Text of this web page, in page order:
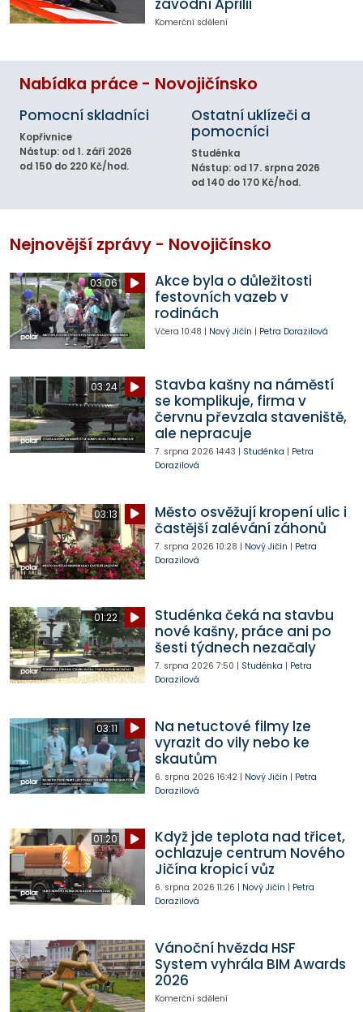
závodní Aprilii
Komerční sdělení
Nabídka práce - Novojičínsko
Pomocní skladníci
Kopřivnice
Nástup: od 1. září 2026
od 150 do 220 Kč/hod.
Ostatní uklízeči a
pomocníci
Studénka
Nástup: od 17. srpna 2026
od 140 do 170 Kč/hod.
Nejnovější zprávy - Novojičínsko
03:06
Akce byla o důležitosti
festovních vazeb v
rodinách
Včera 10:48 | Nový Jičín | Petra Dorazilová
03:24
Stavba kašny na náměstí
se komplikuje, firma v
červnu převzala staveniště,
ale nepracuje
7. srpna 2026 14:43 | Studénka | Petra
Dorazilová
03:13
Město osvěžují kropení ulic i
častější zalévání záhonů
7. srpna 2026 10:28 | Nový Jičín | Petra
Dorazilová
01:22
Studénka čeká na stavbu
nové kašny, práce ani po
šesti týdnech nezačaly
7. srpna 2026 7:50 | Studénka | Petra
Dorazilová
03:11
Na netuctové filmy lze
vyrazit do vily nebo ke
skautům
6. srpna 2026 16:42| Nový Jičín | Petra
Dorazilová
01:20
Když jde teplota nad třicet,
ochlazuje centrum Nového
Jičína kropicí vůz
6. srpna 2026 11:26 | Nový Jičín | Petra
Dorazilová
Vánoční hvězda HSF
System vyhrála BIM Awards
2026
Komerční sdělení